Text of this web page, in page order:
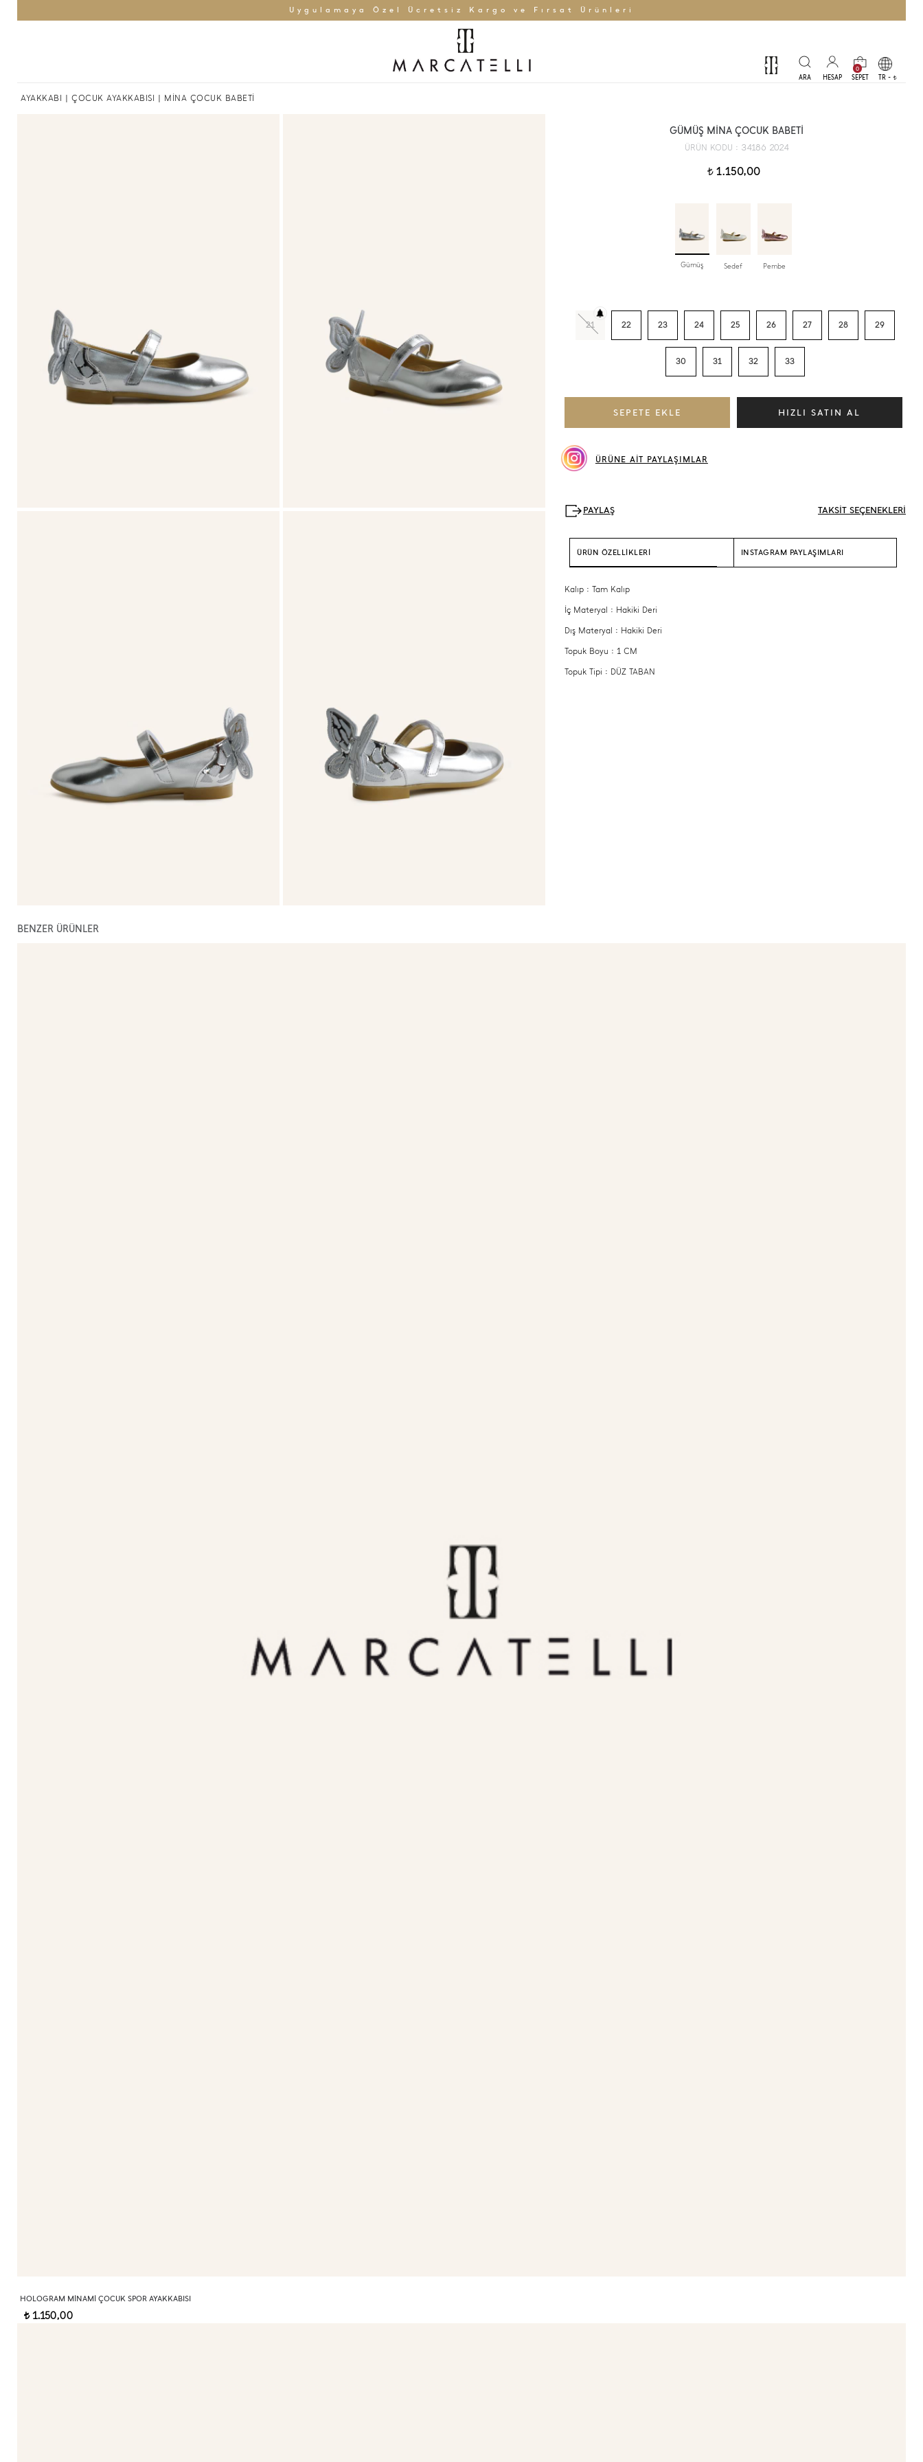
Uygulamaya Özel Ücretsiz Kargo ve Fırsat Ürünleri
0
TR - t
AYAKKABI ÇOCUK AYAKKABISI | MİNA ÇOCUK BABETİ
GÜMÜŞ MİNA ÇOCUK BABETİ
ÜRÜN KODU : 34186 2024
t1.150,00
Gümüş Sedef Pembe
21 22 23 24 25 26 27 28 29
30 31 32 33
ÜRÜNE AİT PAYLAŞIMLAR
TAKSİT SEÇENEKLERİ
ÜRÜN ÖZELLİKLERİ INSTAGRAM PAYLAŞIMLARI
Kalıp : Tam Kalıp
İç Materyal : Hakiki Deri
Dış Materyal : Hakiki Deri
Topuk Boyu : 1 CM
Topuk Tipi : DÜZ TABAN
BENZER ÜRÜNLER
HOLOGRAM MINAMI ÇOCUK SPOR AYAKKABISI
t1.150,00